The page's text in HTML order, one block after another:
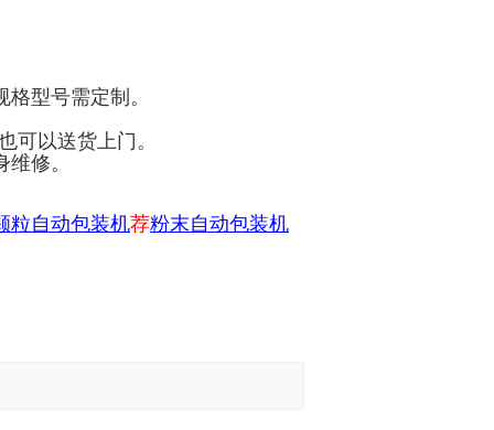
型号需定制。
可以送货上门。
修。
粒自动包装机荐粉末自动包装机